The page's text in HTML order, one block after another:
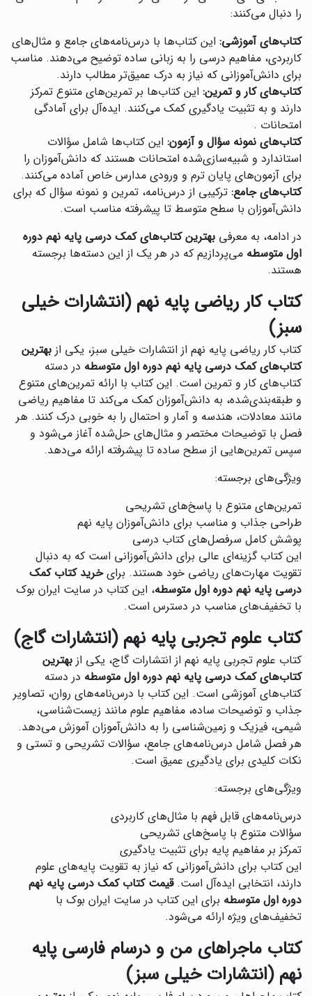
را دنبال می‌کنند:
کتاب‌های آموزشی: این کتاب‌ها با درس‌نامه‌های جامع و مثال‌های
کاربردی، مفاهیم درسی را به زبانی ساده توضیح می‌دهند. مناسب
برای دانش‌آموزانی که نیاز به درک عمیق‌تر مطالب دارند.
کتاب‌های کار و تمرین: این کتاب‌ها بر تمرین‌های متنوع تمرکز
دارند و به تثبیت یادگیری کمک می‌کنند. ایده‌آل برای آمادگی
امتحانات .
کتاب‌های نمونه سؤال و آزمون: این کتاب‌ها شامل سؤالات
استاندارد و شبیه‌سازی‌شده امتحانات هستند که دانش‌آموزان را
برای آزمون‌های پایان ترم و ورودی مدارس خاص آماده می‌کنند.
کتاب‌های جامع: ترکیبی از درس‌نامه، تمرین و نمونه سؤال که برای
دانش‌آموزان با سطح متوسط تا پیشرفته مناسب است.
در ادامه، به معرفی بهترین کتاب‌های کمک درسی پایه نهم دوره
اول متوسطه می‌پردازیم که در هر یک از این دسته‌ها برجسته
هستند.
کتاب کار ریاضی پایه نهم (انتشارات خیلی
سبز)
کتاب کار ریاضی پایه نهم از انتشارات خیلی سبز، یکی از بهترین
کتاب‌های کمک درسی پایه نهم دوره اول متوسطه در دسته
کتاب‌های کار و تمرین است. این کتاب با ارائه تمرین‌های متنوع
و طبقه‌بندی‌شده، به دانش‌آموزان کمک می‌کند تا مفاهیم ریاضی
مانند معادلات، هندسه و آمار و احتمال را به خوبی درک کنند. هر
فصل با توضیحات مختصر و مثال‌های حل‌شده آغاز می‌شود و
سپس تمرین‌هایی از سطح ساده تا پیشرفته ارائه می‌دهد.
ویژگی‌های برجسته:
تمرین‌های متنوع با پاسخ‌های تشریحی
طراحی جذاب و مناسب برای دانش‌آموزان پایه نهم
پوشش کامل سرفصل‌های کتاب درسی
این کتاب گزینه‌ای عالی برای دانش‌آموزانی است که به دنبال
تقویت مهارت‌های ریاضی خود هستند. برایخرید کتاب کمک
درسی پایه نهم دوره اول متوسطه، این کتاب در سایت ایران بوک
با تخفیف‌های مناسب در دسترس است.
کتاب علوم تجربی پایه نهم (انتشارات گاج)
کتاب علوم تجربی پایه نهم از انتشارات گاج، یکی از بهترین
کتاب‌های کمک درسی پایه نهم دوره اول متوسطه در دسته
کتاب‌های آموزشی است. این کتاب با درس‌نامه‌های روان، تصاویر
جذاب و توضیحات ساده، مفاهیم علوم مانند زیست‌شناسی،
شیمی، فیزیک و زمین‌شناسی را به دانش‌آموزان آموزش می‌دهد.
هر فصل شامل درس‌نامه‌های جامع، سؤالات تشریحی و تستی و
نکات کلیدی برای یادگیری عمیق است.
ویژگی‌های برجسته:
درس‌نامه‌های قابل فهم با مثال‌های کاربردی
سؤالات متنوع با پاسخ‌های تشریحی
تمرکز بر مفاهیم پایه برای تثبیت یادگیری
این کتاب برای دانش‌آموزانی که نیاز به تقویت پایه‌های علوم
دارند، انتخابی ایده‌آل است.قیمت کتاب کمک درسی پایه نهم
دوره اول متوسطه برای این کتاب در سایت ایران بوک با
تخفیف‌های ویژه ارائه می‌شود.
کتاب ماجراهای من و درسام فارسی پایه
نهم (انتشارات خیلی سبز)